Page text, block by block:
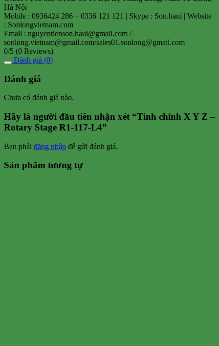
Hà Nội
Mobile : 0936424 286 – 0336 121 121 | Skype : Son.haui | Website
: Sonlongvietnam.com
Email : nguyentienson.haui@gmail.com /
sonlong.vietnam@gmail.com/sales01.sonlong@gmail.com
0/5 (0 Reviews)
Đánh giá (0)
Đánh giá
Chưa có đánh giá nào.
Hãy là người đầu tiên nhận xét “Tinh chỉnh X Y Z –
Rotary Stage R1-117-L4”
Bạn phải đăng nhập để gửi đánh giá.
Sản phẩm tương tự